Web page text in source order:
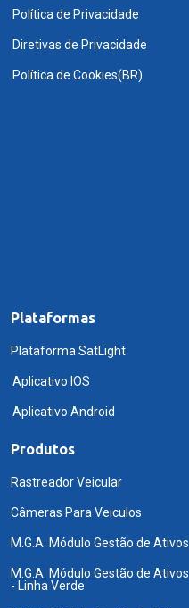
Política de Privacidade
Diretivas de Privacidade
Política de Cookies(BR)
Plataformas
Plataforma SatLight
Aplicativo IOS
Aplicativo Android
Produtos
Rastreador Veicular
Câmeras Para Veiculos
M.G.A. Módulo Gestão de Ativos
M.G.A. Módulo Gestão de Ativos
- Linha Verde